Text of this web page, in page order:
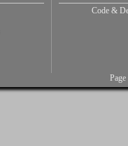
Code &